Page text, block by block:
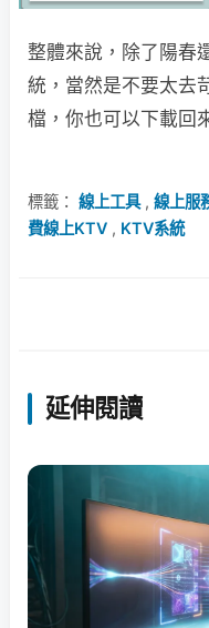
整體來說，除了陽春
統，當然是不要太去
檔，你也可以下載回
標籤： 線上工具, 線上服
費線上KTV , KTV系統
延伸閱讀